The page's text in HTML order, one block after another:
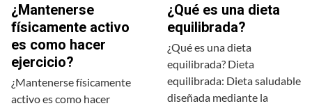
¿Mantenerse
físicamente activo
es como hacer
ejercicio?
¿Mantenerse físicamente
activo es como hacer
¿Qué es una dieta
equilibrada?
¿Qué es una dieta
equilibrada? Dieta
equilibrada: Dieta saludable
diseñada mediante la